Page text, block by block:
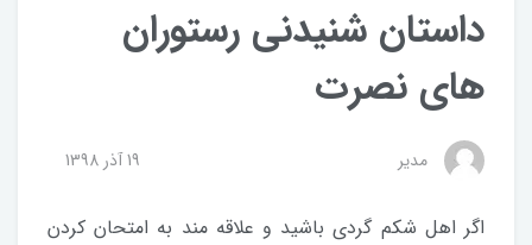
داستان شنیدنی رستوران
های نصرت
مدیر 19 آذر 1398
اگر اهل شکم گردی باشید و علاقه مند به امتحان کردن